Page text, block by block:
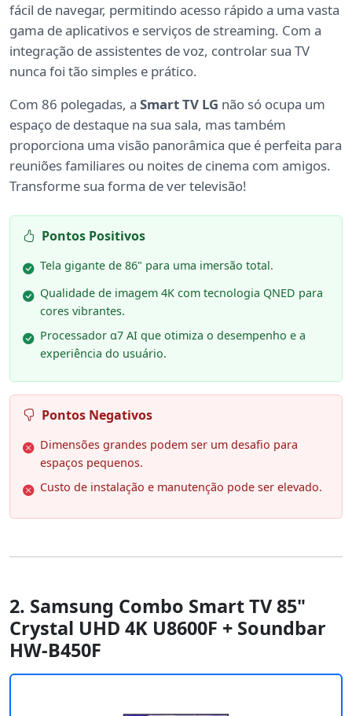
fácil de navegar, permitindo acesso rápido a uma vasta
gama de aplicativos e serviços de streaming. Com a
integração de assistentes de voz, controlar sua TV
nunca foi tão simples e prático.
Com 86 polegadas, a Smart TV LG não só ocupa um
espaço de destaque na sua sala, mas também
proporciona uma visão panorâmica que é perfeita para
reuniões familiares ou noites de cinema com amigos.
Transforme sua forma de ver televisão!
Pontos Positivos
Tela gigante de 86" para uma imersão total.
Qualidade de imagem 4K com tecnologia QNED para
cores vibrantes.
Processador α7 AI que otimiza o desempenho e a
experiência do usuário.
Pontos Negativos
Dimensões grandes podem ser um desafio para
espaços pequenos.
Custo de instalação e manutenção pode ser elevado.
2. Samsung Combo Smart TV 85"
Crystal UHD 4K U8600F + Soundbar
HW-B450F